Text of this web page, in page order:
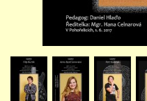
DOKUMENTY / KE
KURZY